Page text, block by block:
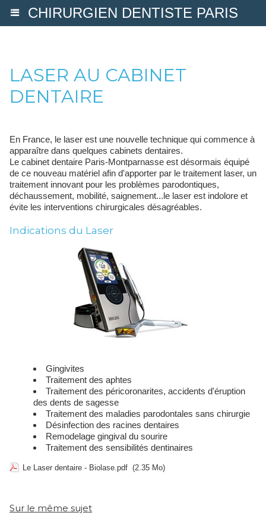
CHIRURGIEN DENTISTE PARIS
LASER AU CABINET
DENTAIRE
En France, le laser est une nouvelle technique qui commence à
apparaître dans quelques cabinets dentaires.
Le cabinet dentaire Paris-Montparnasse est désormais équipé
de ce nouveau matériel afin d'apporter par le traitement laser, un
traitement innovant pour les problèmes parodontiques,
déchaussement, mobilité, saignement...le laser est indolore et
évite les interventions chirurgicales désagréables.
Indications du Laser
Gingivites
Traitement des aphtes
Traitement des péricoronarites, accidents d'éruption
des dents de sagesse
Traitement des maladies parodontales sans chirurgie
Désinfection des racines dentaires
Remodelage gingival du sourire
Traitement des sensibilités dentinaires
Le Laser dentaire - Biolase.pdf (2.35 Mo)
Sur le même sujet